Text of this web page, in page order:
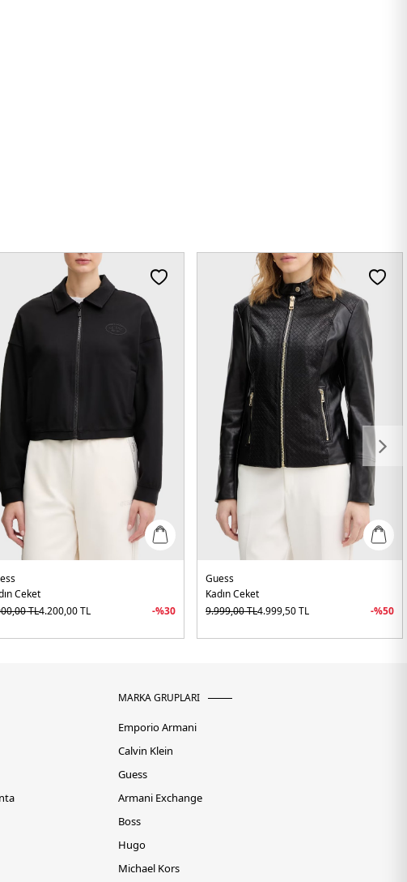
Ceket
TL4.200,00TL -%30
Guess
Kadın Ceket
9.999,00TL4.999,50TL -%50
MARKA GRUPLARI
Emporio Armani
Calvin Klein
Guess
Armani Exchange
Boss
Hugo
Michael Kors